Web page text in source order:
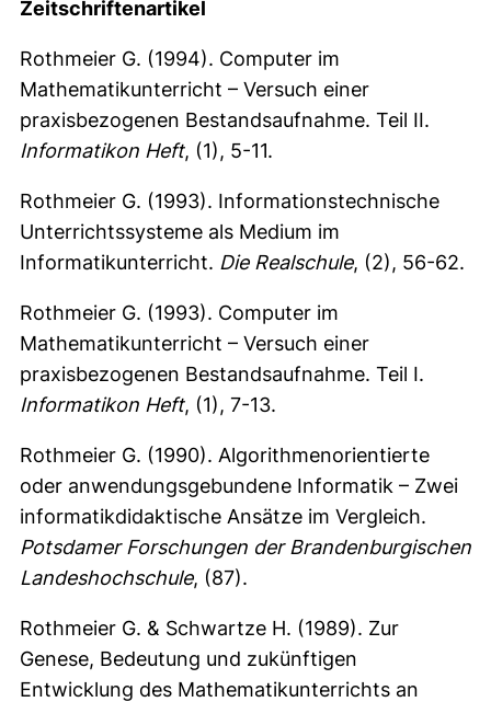
Zeitschriftenartikel
Rothmeier G. (1994). Computer im
Mathematikunterricht – Versuch einer
praxisbezogenen Bestandsaufnahme. Teil II.
Informatikon Heft, (1), 5-11.
Rothmeier G. (1993). Informationstechnische
Unterrichtssysteme als Medium im
Informatikunterricht. Die Realschule, (2), 56-62.
Rothmeier G. (1993). Computer im
Mathematikunterricht – Versuch einer
praxisbezogenen Bestandsaufnahme. Teil I.
Informatikon Heft, (1), 7-13.
Rothmeier G. (1990). Algorithmenorientierte
oder anwendungsgebundene Informatik – Zwei
informatikdidaktische Ansätze im Vergleich.
Potsdamer Forschungen der Brandenburgischen
Landeshochschule, (87).
Rothmeier G. & Schwartze H. (1989). Zur
Genese, Bedeutung und zukünftigen
Entwicklung des Mathematikunterrichts an